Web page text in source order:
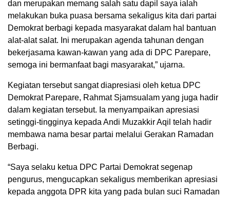
dan merupakan memang salah satu dapil saya ialah
melakukan buka puasa bersama sekaligus kita dari partai
Demokrat berbagi kepada masyarakat dalam hal bantuan
alat-alat salat. Ini merupakan agenda tahunan dengan
bekerjasama kawan-kawan yang ada di DPC Parepare,
semoga ini bermanfaat bagi masyarakat,” ujarna.
Kegiatan tersebut sangat diapresiasi oleh ketua DPC
Demokrat Parepare, Rahmat Sjamsualam yang juga hadir
dalam kegiatan tersebut. Ia menyampaikan apresiasi
setinggi-tingginya kepada Andi Muzakkir Aqil telah hadir
membawa nama besar partai melalui Gerakan Ramadan
Berbagi.
“Saya selaku ketua DPC Partai Demokrat segenap
pengurus, mengucapkan sekaligus memberikan apresiasi
kepada anggota DPR kita yang pada bulan suci Ramadan